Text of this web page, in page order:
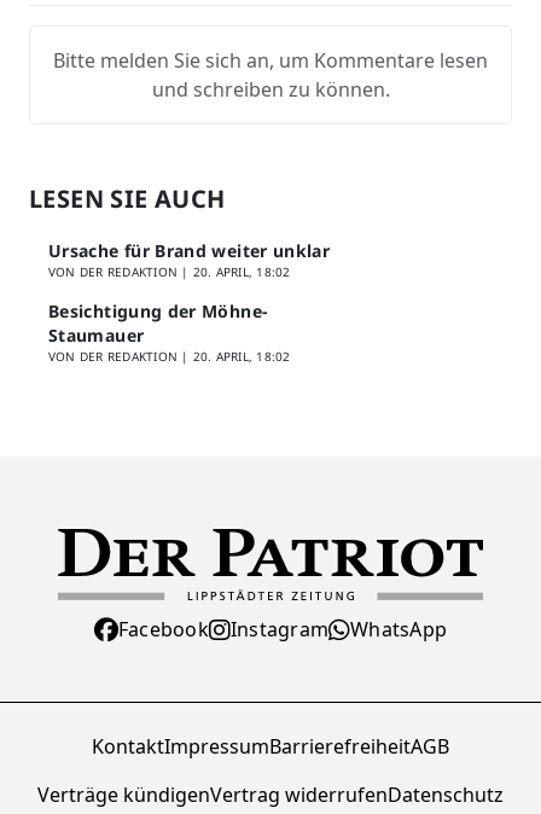
Bitte melden Sie sich an, um Kommentare lesen
und schreiben zu können.
LESEN SIE AUCH
Ursache für Brand weiter unklar
VON DER REDAKTION | 20. APRIL, 18:02
Besichtigung der Möhne-
Staumauer
VON DER REDAKTION | 20. APRIL, 18:02
Facebook Instagram WhatsApp
KontaktImpressumBarrierefreiheitAGB
Verträge kündigenVertrag widerrufenDatenschutz